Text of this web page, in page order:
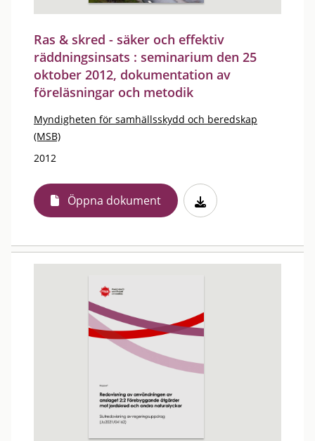
Ras & skred - säker och effektiv
räddningsinsats : seminarium den 25
oktober 2012, dokumentation av
föreläsningar och metodik
Myndigheten för samhällsskydd och beredskap
(MSB)
2012
Öppna dokument